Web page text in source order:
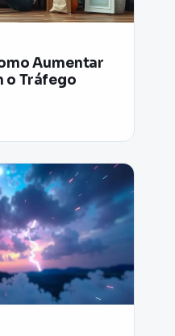
Aumentar
o Tráfego